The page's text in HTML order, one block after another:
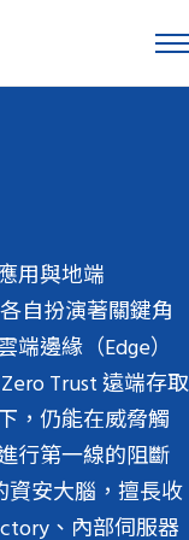
用與地端
自扮演著關鍵角
邊緣（Edge）
Trust 遠端存取
，仍能在威脅觸
行第一線的阻斷
資安大腦，擅長收
、內部伺服器